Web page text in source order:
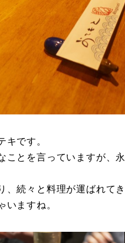
キです。
とを言っていますが、
続々と料理が運ばれてき
いますね。